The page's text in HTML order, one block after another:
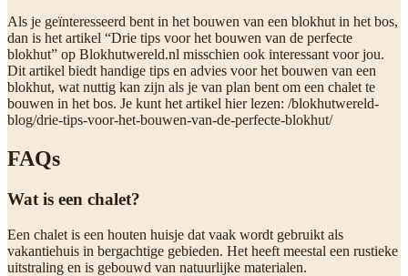
Als je geïnteresseerd bent in het bouwen van een blokhut in het bos,
dan is het artikel “Drie tips voor het bouwen van de perfecte
blokhut” op Blokhutwereld.nl misschien ook interessant voor jou.
Dit artikel biedt handige tips en advies voor het bouwen van een
blokhut, wat nuttig kan zijn als je van plan bent om een chalet te
bouwen in het bos. Je kunt het artikel hier lezen: /blokhutwereld-
blog/drie-tips-voor-het-bouwen-van-de-perfecte-blokhut/
FAQs
Wat is een chalet?
Een chalet is een houten huisje dat vaak wordt gebruikt als
vakantiehuis in bergachtige gebieden. Het heeft meestal een rustieke
uitstraling en is gebouwd van natuurlijke materialen.